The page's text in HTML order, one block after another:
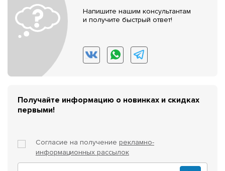
Напишите нашим консультантам
и получите быстрый ответ!
Получайте информацию о новинках и скидках
первыми!
Согласие на получение рекламно-
информационных рассылок